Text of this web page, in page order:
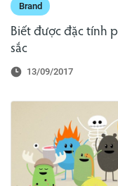
Brand
Biết được đặc tính
sắc
13/09/2017